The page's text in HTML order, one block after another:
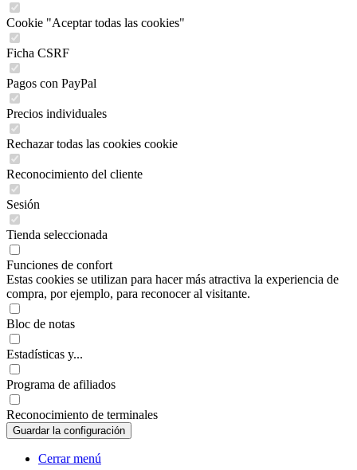
Cookie "Aceptar todas las cookies"
Ficha CSRF
Pagos con PayPal
Precios individuales
Rechazar todas las cookies cookie
Reconocimiento del cliente
Sesión
Tienda seleccionada
Funciones de confort
Estas cookies se utilizan para hacer más atractiva la experiencia de
compra, por ejemplo, para reconocer al visitante.
Bloc de notas
Estadísticas y...
Programa de afiliados
Reconocimiento de terminales
Cerrar menú